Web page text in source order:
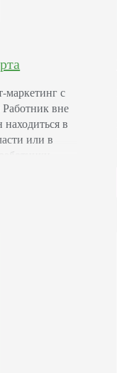
маркетинг с
вне
в
или в
людей